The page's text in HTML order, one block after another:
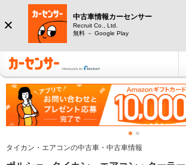
中古車情報カーセンサー
Recruit Co., Ltd.
無料 － Google Play
タイカン・エアコンの中古車・中古車情報